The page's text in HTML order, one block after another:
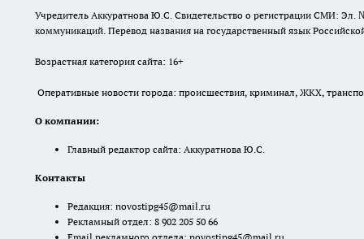
Учредитель Аккуратнова Ю.С. Свидетельство о регистрации СМИ: Эл.
коммуникаций. Перевод названия на государственный язык
Возрастная категория сайта: 16+
Оперативные новости города: происшествия, криминал, ЖКХ,
О компании:
Главный редактор сайта: Аккуратнова Ю.С.
Контакты
Редакция: novostipg45@mail.ru
Рекламный отдел: 8 902 205 50 66